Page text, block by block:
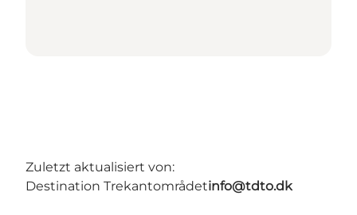
Zuletzt aktualisiert von:
Destination Trekantområdetinfo@tdto.dk